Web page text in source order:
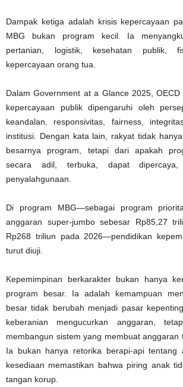
Dampak ketiga adalah krisis kepercayaan
MBG bukan program kecil. Ia
pertanian, logistik, kesehatan publik,
kepercayaan orang tua.
Dalam Government at a Glance 2025,
kepercayaan publik dipengaruhi oleh
keandalan, responsivitas, fairness,
institusi. Dengan kata lain, rakyat tidak
besarnya program, tetapi dari apakah
secara adil, terbuka, dapat
penyalahgunaan.
Di program MBG—sebagai program
anggaran super-jumbo sebesar Rp85,27
Rp268 triliun pada 2026—pendidikan
turut diuji.
Kepemimpinan berkarakter bukan hanya
program besar. Ia adalah kemampuan
besar tidak berubah menjadi pasar
keberanian mengucurkan anggaran,
membangun sistem yang membuat anggaran
Ia bukan hanya retorika berapi-api tentang
kesediaan memastikan bahwa piring anak
tangan korup.